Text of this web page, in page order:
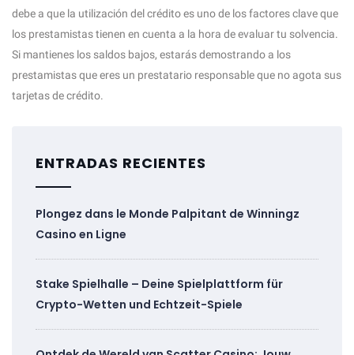
debe a que la utilización del crédito es uno de los factores clave que
los prestamistas tienen en cuenta a la hora de evaluar tu solvencia.
Si mantienes los saldos bajos, estarás demostrando a los
prestamistas que eres un prestatario responsable que no agota sus
tarjetas de crédito.
ENTRADAS RECIENTES
Plongez dans le Monde Palpitant de Winningz
Casino en Ligne
Stake Spielhalle – Deine Spielplattform für
Crypto-Wetten und Echtzeit-Spiele